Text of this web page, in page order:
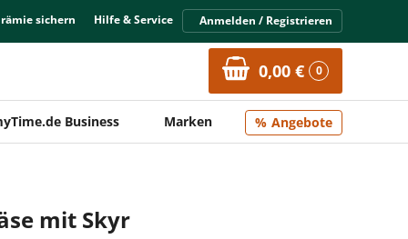
sichern Hilfe & Service Anmelden / Registrieren
0,00 € 0
Business Marken Angebote
mit Skyr